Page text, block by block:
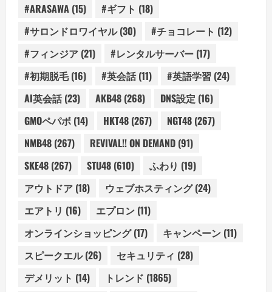
#ARASAWA (15) #ギフト (18)
#サロンドロワイヤル(30) #チョコレート (12)
#フィンジア (21) #レンタルサーバー (17)
#初期脱毛(16) #英会話(11) #英語学習 (24)
AI英会話(23) AKB48 (268) DNS設定 (16)
GMOペパボ (14) HKT48 (267) NGT48 (267)
NMB48 (267) REVIVAL!! ON DEMAND (91)
SKE48 (267) STU48 (610) ふわり (19)
アウトドア (18) ウェブホスティング(24)
エアトリ (16) エプロン (11)
オンラインショッピング(17) キャンペーン (11)
スピークエル(26) セキュリティ (28)
デメリット (14) トレンド (1865)